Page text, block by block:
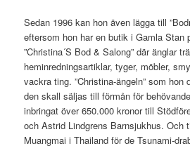
Sedan 1996 kan hon även lägga till
eftersom hon har en butik i Gamla Stan
”Christina´S Bod & Salong” där änglar
heminredningsartiklar, tyger, möbler,
vackra ting. ”Christina-ängeln” som
den skall säljas till förmån för
inbringat över 650.000 kronor till
och Astrid Lindgrens Barnsjukhus. Och
Muangmai i Thailand för de Tsunami-